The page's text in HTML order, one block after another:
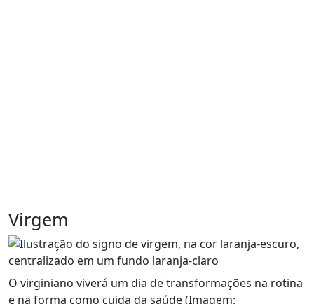
Virgem
O virginiano viverá um dia de transformações na rotina
e na forma como cuida da saúde (Imagem: